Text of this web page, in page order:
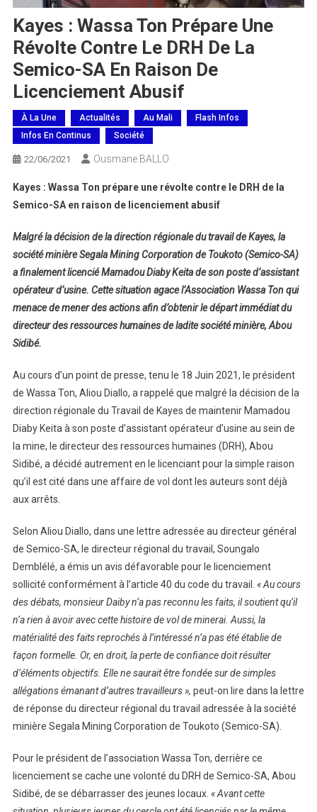
Kayes : Wassa Ton Prépare Une
Révolte Contre Le DRH De La
Semico-SA En Raison De
Licenciement Abusif
À La Une Actualités Au Mali
Flash Infos
Infos En Continus
Société
22/06/2021 Ousmane BALLO
Kayes : Wassa Ton prépare une révolte contre le DRH de la
Semico-SA en raison de licenciement abusif
Malgré la décision de la direction régionale du travail de Kayes, la
société minière Segala Mining Corporation de Toukoto (Semico-SA)
a finalement licencié Mamadou Diaby Keita de son poste d’assistant
opérateur d’usine. Cette situation agace l’Association Wassa Ton qui
menace de mener des actions afin d’obtenir le départ immédiat du
directeur des ressources humaines de ladite société minière, Abou
Sidibé.
Au cours d’un point de presse, tenu le 18 Juin 2021, le président
de Wassa Ton, Aliou Diallo, a rappelé que malgré la décision de la
direction régionale du Travail de Kayes de maintenir Mamadou
Diaby Keita à son poste d’assistant opérateur d’usine au sein de
la mine, le directeur des ressources humaines (DRH), Abou
Sidibé, a décidé autrement en le licenciant pour la simple raison
qu’il est cité dans une affaire de vol dont les auteurs sont déjà
aux arrêts.
Selon Aliou Diallo, dans une lettre adressée au directeur général
de Semico-SA, le directeur régional du travail, Soungalo
Demblélé, a émis un avis défavorable pour le licenciement
sollicité conformément à l’article 40 du code du travail. « Au cours
des débats, monsieur Daiby n’a pas reconnu les faits, il soutient qu’il
n’a rien à avoir avec cette histoire de vol de minerai. Aussi, la
matérialité des faits reprochés à l’intéressé n’a pas été établie de
façon formelle. Or, en droit, la perte de confiance doit résulter
d’éléments objectifs. Elle ne saurait être fondée sur de simples
allégations émanant d’autres travailleurs », peut-on lire dans la lettre
de réponse du directeur régional du travail adressée à la société
minière Segala Mining Corporation de Toukoto (Semico-SA).
Pour le président de l’association Wassa Ton, derrière ce
licenciement se cache une volonté du DRH de Semico-SA, Abou
Sidibé, de se débarrasser des jeunes locaux. « Avant cette